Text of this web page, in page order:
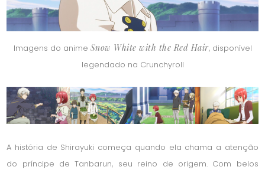
Imagens do anime Snow White with the Red Hair, disponível
legendado na Crunchyroll
A história de Shirayuki começa quando ela chama a atenção
do príncipe de Tanbarun, seu reino de origem. Com belos